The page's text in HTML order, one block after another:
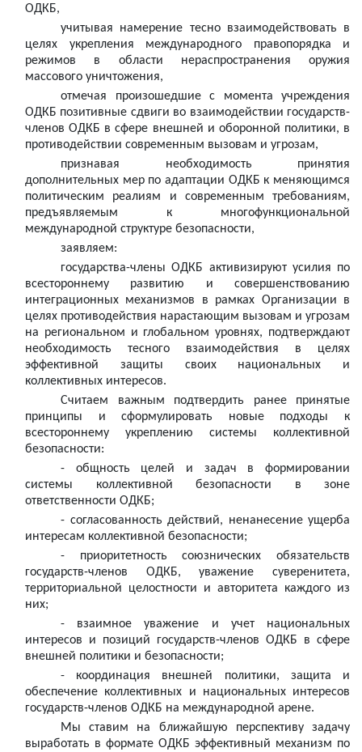
ОДКБ,
учитывая намерение тесно взаимодействовать в
целях укрепления международного правопорядка и
режимов в области нераспространения оружия
массового уничтожения,
отмечая произошедшие с момента учреждения
ОДКБ позитивные сдвиги во взаимодействии государств-
членов ОДКБ в сфере внешней и оборонной политики, в
противодействии современным вызовам и угрозам,
признавая необходимость принятия
дополнительных мер по адаптации ОДКБ к меняющимся
политическим реалиям и современным требованиям,
предъявляемым к многофункциональной
международной структуре безопасности,
заявляем:
государства-члены ОДКБ активизируют усилия по
всестороннему развитию и совершенствованию
интеграционных механизмов в рамках Организации в
целях противодействия нарастающим вызовам и угрозам
на региональном и глобальном уровнях, подтверждают
необходимость тесного взаимодействия в целях
эффективной защиты своих национальных и
коллективных интересов.
Считаем важным подтвердить ранее принятые
принципы и сформулировать новые подходы к
всестороннему укреплению системы коллективной
безопасности:
- общность целей и задач в формировании
системы коллективной безопасности в зоне
ответственности ОДКБ;
- согласованность действий, ненанесение ущерба
интересам коллективной безопасности;
- приоритетность союзнических обязательств
государств-членов ОДКБ, уважение суверенитета,
территориальной целостности и авторитета каждого из
них;
- взаимное уважение и учет национальных
интересов и позиций государств-членов ОДКБ в сфере
внешней политики и безопасности;
- координация внешней политики, защита и
обеспечение коллективных и национальных интересов
государств-членов ОДКБ на международной арене.
Мы ставим на ближайшую перспективу задачу
выработать в формате ОДКБ эффективный механизм по